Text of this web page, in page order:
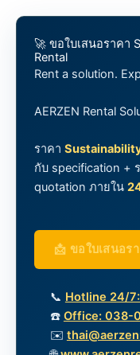
🚀 ขอใบเสนอราคา
Rental
Rent a solution.
AERZEN Rental
ราคา
กับ specification +
quotation ภายใน
📩 ขอใบเสนอ
📞 Hotline 24/
☎️ Office: 038-
✉️